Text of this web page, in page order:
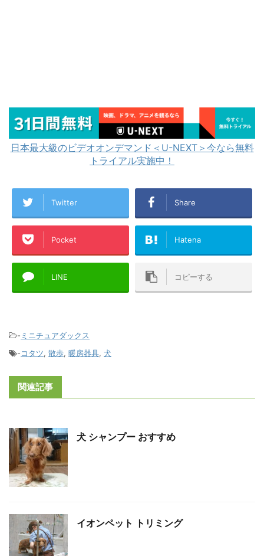
日本最大級のビデオオンデマンド＜U-NEXT＞今なら無料
トライアル実施中！
Twitter Share
Pocket Hatena
LINE コピーする
- ミニチュアダックス
-コタツ, 散歩, 暖房器具, 犬
関連記事
犬 シャンプー おすすめ
イオンペット トリミング